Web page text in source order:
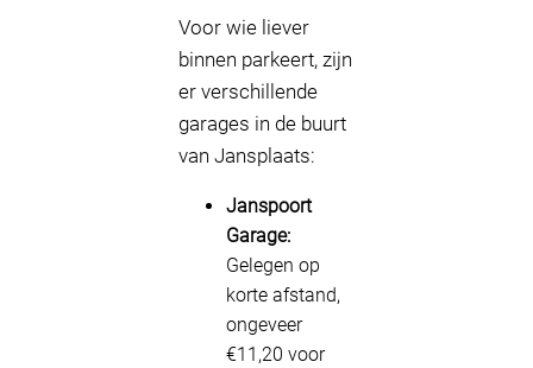
Voor wie liever
binnen parkeert, zijn
er verschillende
garages in de buurt
van Jansplaats:
Janspoort
Garage:
Gelegen op
korte afstand,
ongeveer
€11,20 voor